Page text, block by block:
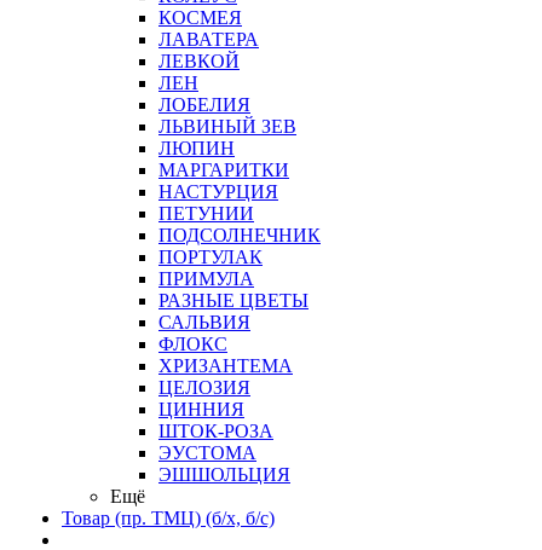
КОСМЕЯ
ЛАВАТЕРА
ЛЕВКОЙ
ЛЕН
ЛОБЕЛИЯ
ЛЬВИНЫЙ ЗЕВ
ЛЮПИН
МАРГАРИТКИ
НАСТУРЦИЯ
ПЕТУНИИ
ПОДСОЛНЕЧНИК
ПОРТУЛАК
ПРИМУЛА
РАЗНЫЕ ЦВЕТЫ
САЛЬВИЯ
ФЛОКС
ХРИЗАНТЕМА
ЦЕЛОЗИЯ
ЦИННИЯ
ШТОК-РОЗА
ЭУСТОМА
ЭШШОЛЬЦИЯ
Ещё
Товар (пр. ТМЦ) (б/х, б/с)